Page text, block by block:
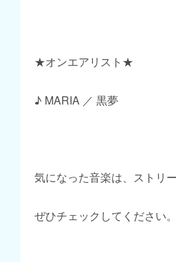
★オンエアリスト★
♪ MARIA ／ 黒夢
気になった音楽は、ストリ
ぜひチェックしてください。